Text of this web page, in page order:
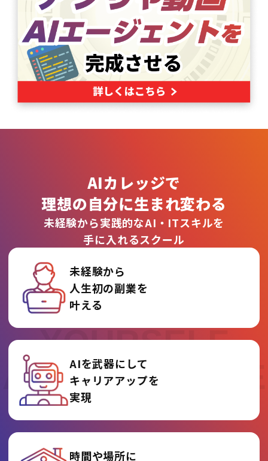
REINVENT
YOURSELF
AT AI COLLEGE
AIカレッジで
理想の自分に生まれ変わる
未経験から実践的なAI・ITスキルを
手に入れるスクール
未経験から
人生初の副業を
叶える
AIを武器にして
キャリアアップを
実現
時間や場所に